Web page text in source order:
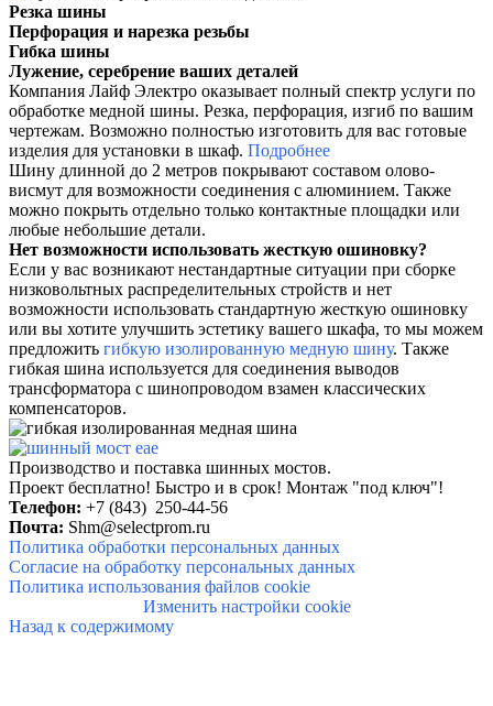
Резка шины
Перфорация и нарезка резьбы
Гибка шины
Лужение, серебрение ваших деталей
Компания Лайф Электро оказывает полный спектр услуги по
обработке медной шины. Резка, перфорация, изгиб по вашим
чертежам. Возможно полностью изготовить для вас готовые
изделия для установки в шкаф. Подробнее
Шину длинной до 2 метров покрывают составом олово-
висмут для возможности соединения с алюминием. Также
можно покрыть отдельно только контактные площадки или
любые небольшие детали.
Нет возможности использовать жесткую ошиновку?
Если у вас возникают нестандартные ситуации при сборке
низковольтных распределительных стройств и нет
возможности использовать стандартную жесткую ошиновку
или вы хотите улучшить эстетику вашего шкафа, то мы можем
предложить гибкую изолированную медную шину. Также
гибкая шина используется для соединения выводов
трансформатора с шинопроводом взамен классических
компенсаторов.
Производство и поставка шинных мостов.
Проект бесплатно! Быстро и в срок! Монтаж "под ключ"!
Телефон: +7 (843) 250-44-56
Почта: Shm@selectprom.ru
Политика обработки персональных данных
Согласие на обработку персональных данных
Политика использования файлов cookie
Изменить настройки cookie
Назад к содержимому